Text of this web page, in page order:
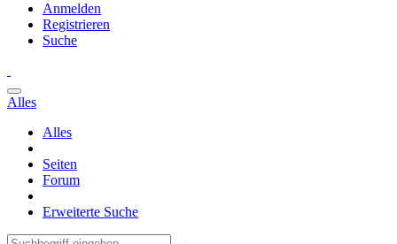
Anmelden
Registrieren
Suche
Alles
Alles
Seiten
Forum
Erweiterte Suche